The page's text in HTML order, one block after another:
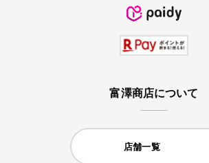
富澤商店について
店舗一覧